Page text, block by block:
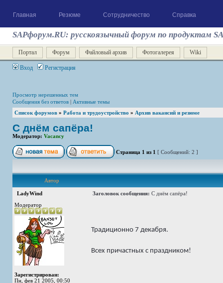
Главная Резюме Сотрудничество Справка
SAPфорум.RU: русскоязычный форум по продуктам
Портал Форум Файловый архив Фотогалерея Wiki
Вход Регистрация
Просмотр нерешенных тем
Сообщения без ответов | Активные темы
Список форумов » Работа и трудоустройство » Архив вакансий и резюме
С днём сапёра!
Модератор: Vacancy
Страница 1 из 1 [ Сообщений: 2 ]
Автор
LadyWind Заголовок сообщения: С днём сапёра!
Модератор
Зарегистрирован:
Пн, фев 21 2005, 00:50
Традиционно 7 декабря.
Всех причастных с праздником!